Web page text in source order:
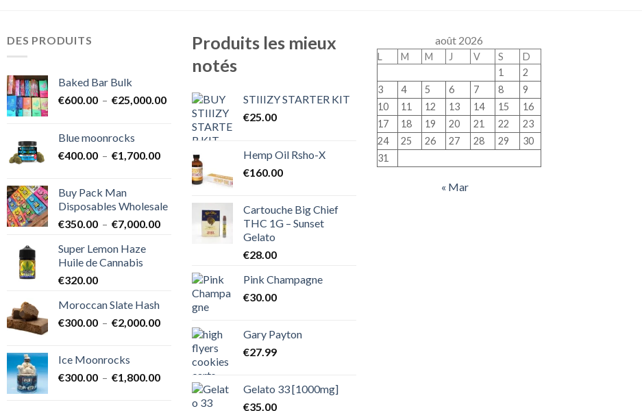
DES PRODUITS
Baked Bar Bulk
€600.00 – €25,000.00Plage
€600.00
€25,000.00
Blue moonrocks
€400.00 – €1,700.00Plage
à
€1,700.00
Buy Pack Man
Disposables Wholesale
€350.00 – €7,000.00Plage
€7,000.00
Super Lemon Haze
Huile de Cannabis
€320.00
Moroccan Slate Hash
€300.00 – €2,000.00Plage
€300.00
à
€2,000.00
Ice Moonrocks
€300.00 – €1,800.00Plage
Produits les mieux
notés
STIIIZY STARTER KIT
€25.00
Hemp Oil Rsho-X
€160.00
Cartouche Big Chief
THC 1G – Sunset
Gelato
€28.00
Pink Champagne
€30.00
Gary Payton
€27.99
Gelato 33 [1000mg]
€35.00
août 2026
L M M J V S
D
1
2
3
4 5 6 7 8
9
10
11 12 13 14 15
16
17
18 19 20 21 22
23
24
25 26 27 28 29
30
31
« Mar